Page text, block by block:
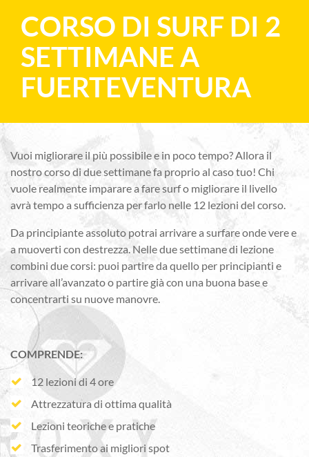
CORSO DI SURF DI 2
SETTIMANE A
FUERTEVENTURA
Vuoi migliorare il più possibile e in poco tempo? Allora il
nostro corso di due settimane fa proprio al caso tuo! Chi
vuole realmente imparare a fare surf o migliorare il livello
avrà tempo a sufficienza per farlo nelle 12 lezioni del corso.
Da principiante assoluto potrai arrivare a surfare onde vere e
a muoverti con destrezza. Nelle due settimane di lezione
combini due corsi: puoi partire da quello per principianti e
arrivare all’avanzato o partire già con una buona base e
concentrarti su nuove manovre.
COMPRENDE:
12 lezioni di 4 ore
Attrezzatura di ottima qualità
Lezioni teoriche e pratiche
Trasferimento ai migliori spot